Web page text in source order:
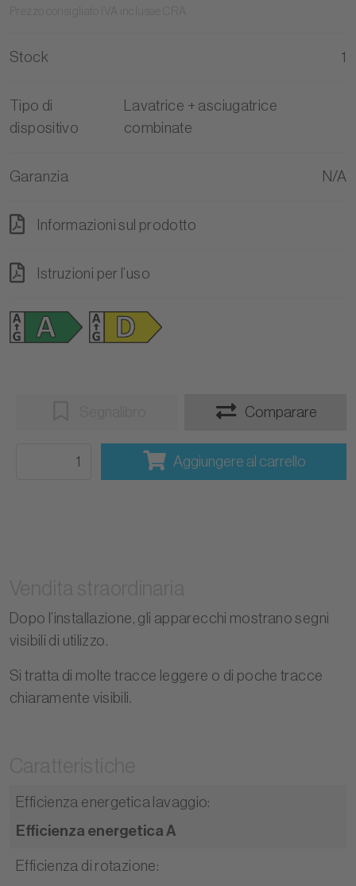
Stock 1
Tipo di
dispositivo
Lavatrice + asciugatrice
combinate
Garanzia N/A
Informazioni sul prodotto
Istruzioni per l’uso
Comparare
Aggiungere al carrello
Dopo l’installazione, gli apparecchi mostrano segni
visibili di utilizzo.
Si tratta di molte tracce leggere o di poche tracce
chiaramente visibili.
Efficienza energetica lavaggio:
Efficienza energetica A
Efficienza di rotazione: